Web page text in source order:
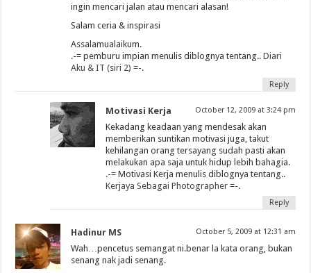
ingin mencari jalan atau mencari alasan!
Salam ceria & inspirasi
Assalamualaikum.
.-= pemburu impian menulis diblognya tentang..Diari
Aku & IT (siri 2) =-.
Reply
Motivasi Kerja October 12, 2009 at 3:24 pm
Kekadang keadaan yang mendesak akan
memberikan suntikan motivasi juga, takut
kehilangan orang tersayang sudah pasti akan
melakukan apa saja untuk hidup lebih bahagia.
.-= Motivasi Kerja menulis diblognya tentang..
Kerjaya Sebagai Photographer =-.
Reply
Hadinur MS October 5, 2009 at 12:31 am
Wah…pencetus semangat ni.benar la kata orang, bukan
senang nak jadi senang.